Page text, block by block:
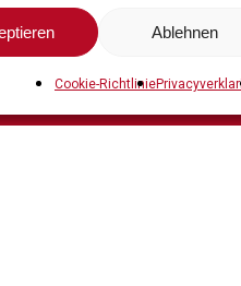
Ablehnen
Cookie-Richtlinie